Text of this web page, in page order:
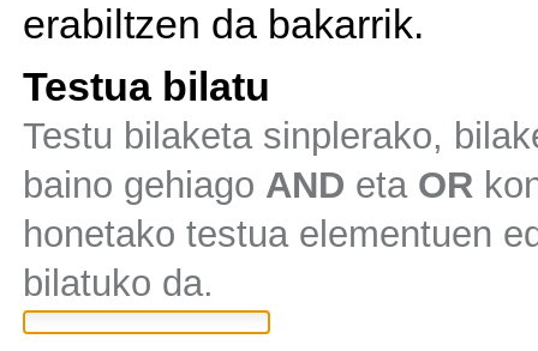
erabiltzen da bakarrik.
Testua bilatu
Testu bilaketa sinplerako,
baino gehiago AND eta OR
honetako testua elementuen
bilatuko da.